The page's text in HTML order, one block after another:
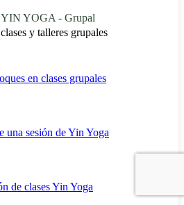
YOGA - Grupal
y talleres grupales
en clases grupales
una sesión de Yin Yoga
de clases Yin Yoga